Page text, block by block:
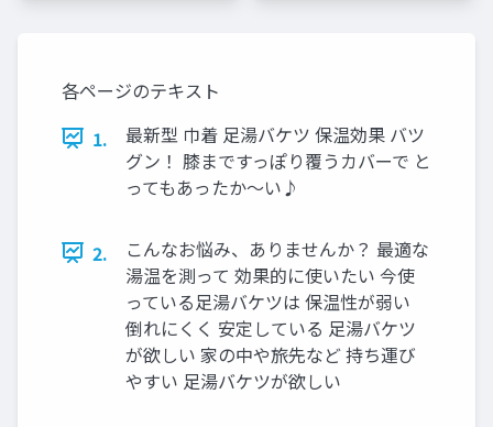
各ページのテキスト
1.
最新型 巾着 足湯バケツ 保温効果 バツ
グン！ 膝まですっぽり覆うカバーで と
ってもあったか〜い♪
2.
こんなお悩み、ありませんか？ 最適な
湯温を測って 効果的に使いたい 今使
っている足湯バケツは 保温性が弱い
倒れにくく 安定している 足湯バケツ
が欲しい 家の中や旅先など 持ち運び
やすい 足湯バケツが欲しい